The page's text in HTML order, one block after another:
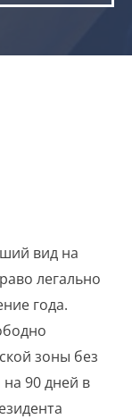
вид на
легально
года.
зоны без
90 дней в